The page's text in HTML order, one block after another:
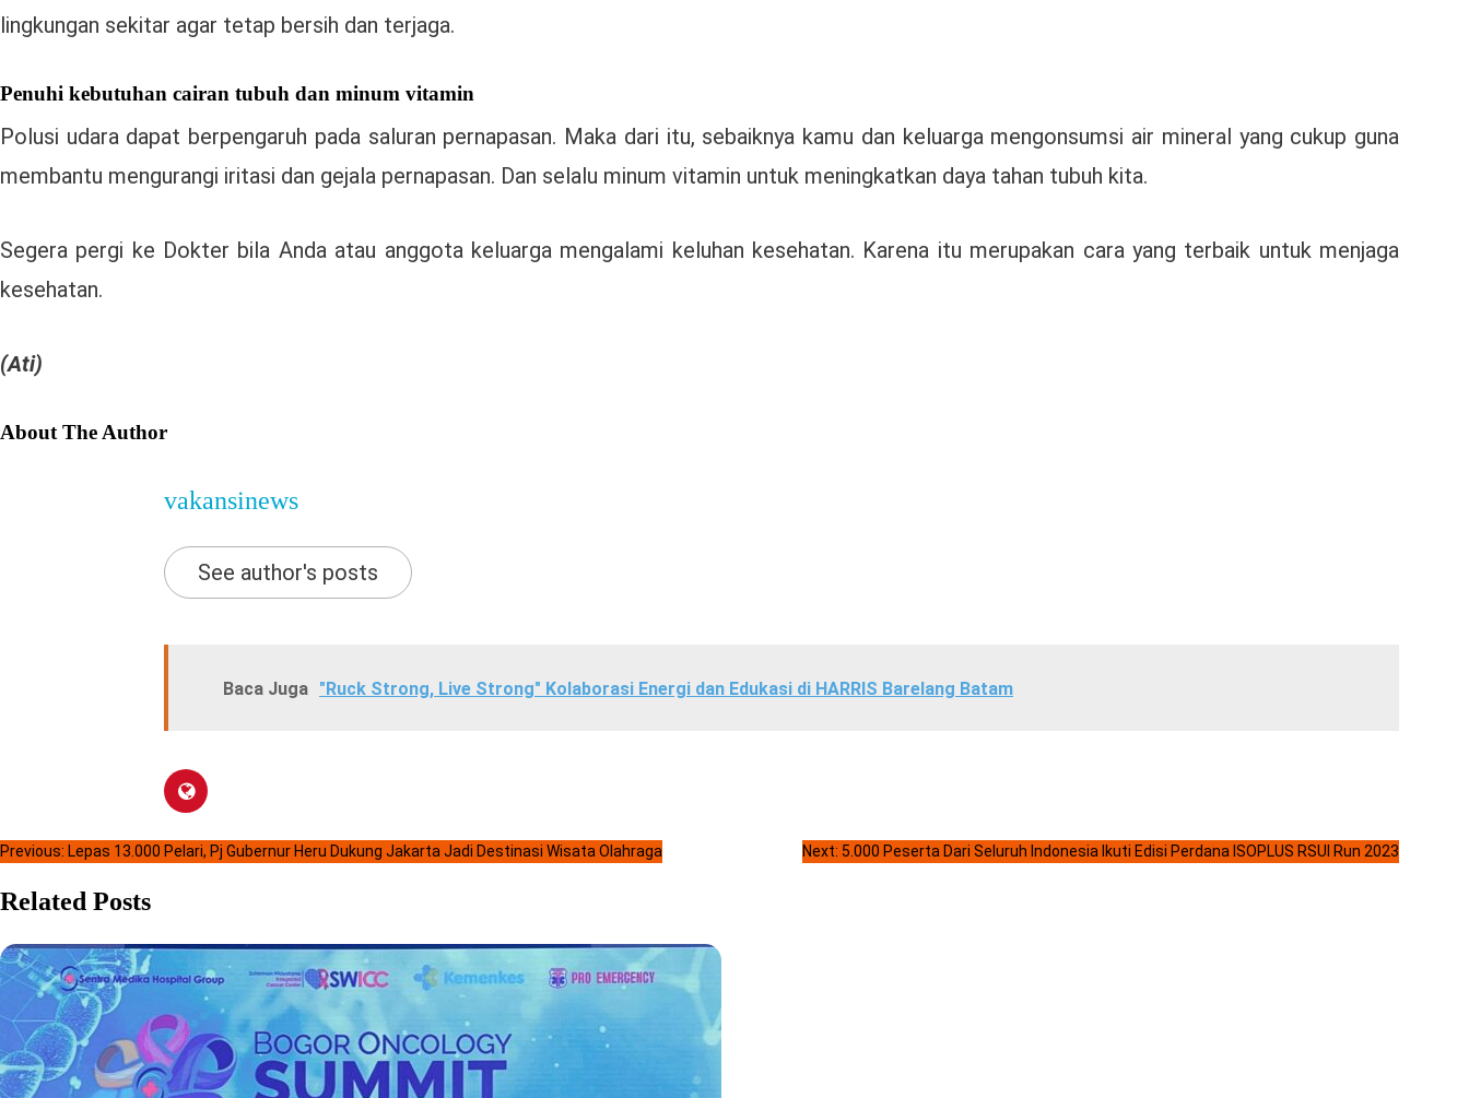
lingkungan sekitar agar tetap bersih dan terjaga.
Penuhi kebutuhan cairan tubuh dan minum vitamin
Polusi udara dapat berpengaruh pada saluran pernapasan. Maka dari itu, sebaiknya kamu dan keluarga mengonsumsi air mineral yang cukup guna
membantu mengurangi iritasi dan gejala pernapasan. Dan selalu minum vitamin untuk meningkatkan daya tahan tubuh kita.
Segera pergi ke Dokter bila Anda atau anggota keluarga mengalami keluhan kesehatan. Karena itu merupakan cara yang terbaik untuk menjaga
kesehatan.
(Ati)
About The Author
vakansinews
See author's posts
Baca Juga "Ruck Strong, Live Strong" Kolaborasi Energi dan Edukasi di HARRIS Barelang Batam
N
a
i
s
Previous: Lepas 13.000 Pelari, Pj Gubernur Heru Dukung Jakarta Jadi Destinasi Wisata Olahraga Next: 5.000 Peserta Dari Seluruh Indonesia Ikuti Edisi Perdana ISOPLUS RSUI Run 2023
Related Posts